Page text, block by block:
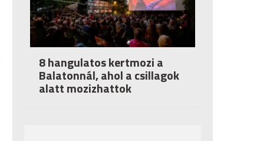
8 hangulatos kertmozi a
Balatonnál, ahol a csillagok
alatt mozizhattok